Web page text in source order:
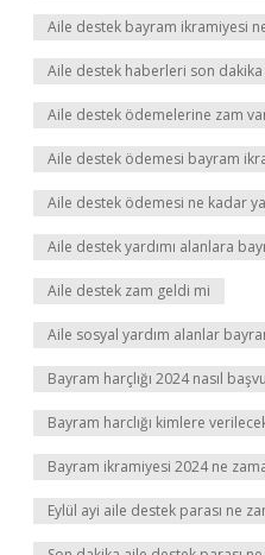
Aile destek bayram ikramiyesi
Aile destek haberleri son dakika
Aile destek ödemelerine zam
Aile destek ödemesi bayram
Aile destek ödemesi ne kadar
Aile destek yardımı alanlara
Aile destek zam geldi mi
Aile sosyal yardım alanlar
Bayram harçlığı 2024 nasıl
Bayram harclığı kimlere
Bayram ikramiyesi 2024 ne
Eylül ayi aile destek parası ne